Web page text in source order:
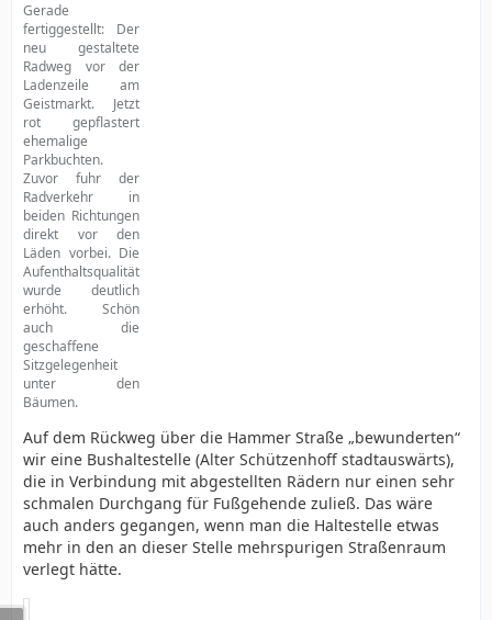
Gerade
fertiggestellt: Der
neu gestaltete
Radweg vor der
Ladenzeile am
Geistmarkt. Jetzt
rot gepflastert
ehemalige
Parkbuchten.
Zuvor fuhr der
Radverkehr in
beiden Richtungen
direkt vor den
Läden vorbei. Die
Aufenthaltsqualität
wurde deutlich
erhöht. Schön
auch die
geschaffene
Sitzgelegenheit
unter den
Bäumen.
Auf dem Rückweg über die Hammer Straße „bewunderten“
wir eine Bushaltestelle (Alter Schützenhoff stadtauswärts),
die in Verbindung mit abgestellten Rädern nur einen sehr
schmalen Durchgang für Fußgehende zuließ. Das wäre
auch anders gegangen, wenn man die Haltestelle etwas
mehr in den an dieser Stelle mehrspurigen Straßenraum
verlegt hätte.